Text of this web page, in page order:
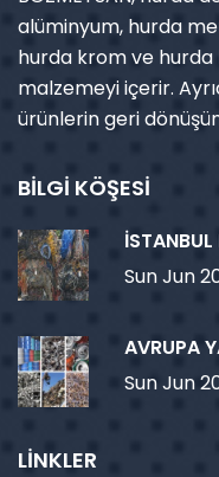
alüminyum, hurda
hurda krom ve hurda
malzemeyi içerir.
ürünlerin geri
BİLGİ KÖŞESİ
Sun Jun
AVRUPA
Sun Jun
LİNKLER